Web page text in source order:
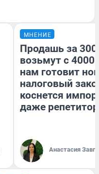
МНЕНИЕ
Продашь за
возьмут с
нам готовит
налоговый
коснется
даже
Анастасия